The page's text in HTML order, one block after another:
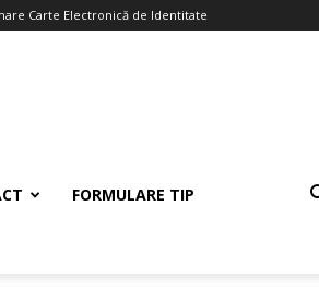
Carte Electronică de Identitate
FORMULARE TIP